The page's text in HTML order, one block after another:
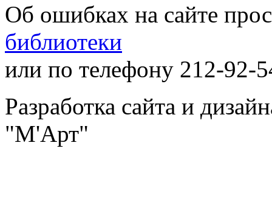
Об ошибках на сайте
библиотеки
или по телефону 212-92-
Разработка сайта и
"М'Арт"